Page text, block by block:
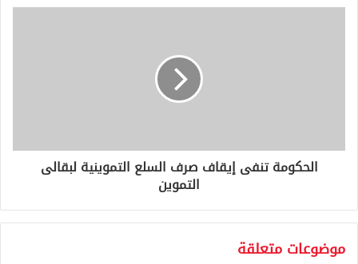
الحكومة تنفى إيقاف صرف السلع التموينية لبقالى
التموين
موضوعات متعلقة